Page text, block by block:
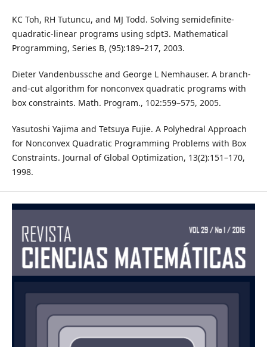
KC Toh, RH Tutuncu, and MJ Todd. Solving semidefinite-
quadratic-linear programs using sdpt3. Mathematical
Programming, Series B, (95):189–217, 2003.
Dieter Vandenbussche and George L Nemhauser. A branch-
and-cut algorithm for nonconvex quadratic programs with
box constraints. Math. Program., 102:559–575, 2005.
Yasutoshi Yajima and Tetsuya Fujie. A Polyhedral Approach
for Nonconvex Quadratic Programming Problems with Box
Constraints. Journal of Global Optimization, 13(2):151–170,
1998.